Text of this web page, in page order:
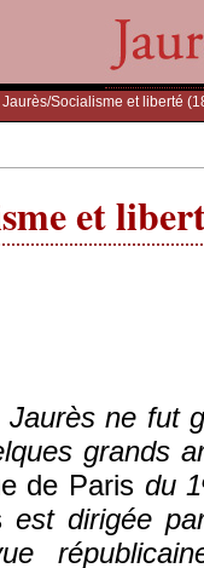
/Socialisme et liberté
et
Jaurès ne fut
grands
de Paris du 1
est dirigée